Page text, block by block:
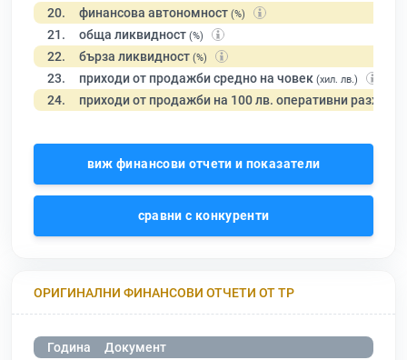
20. финансова автономност (%)
21. обща ликвидност (%)
22. бърза ликвидност (%)
23. приходи от продажби средно на човек (хил. лв.)
24. приходи от продажби на 100 лв. оперативни разходи
виж финансови отчети и показатели
сравни с конкуренти
ОРИГИНАЛНИ ФИНАНСОВИ ОТЧЕТИ ОТ ТР
Година
Документ